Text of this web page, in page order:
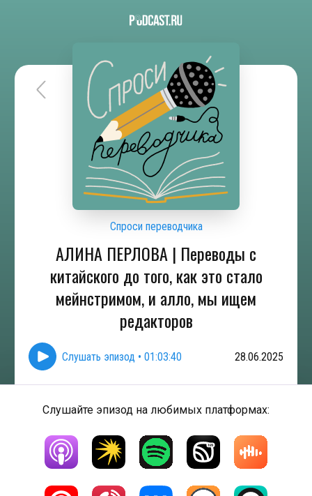
Спроси переводчика
АЛИНА ПЕРЛОВА | Переводы с
китайского до того, как это стало
мейнстримом, и алло, мы ищем
редакторов
Слушать эпизод • 01:03:40 28.06.2025
Слушайте эпизод на любимых платформах: